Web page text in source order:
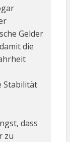
Gelder
die
Stabilität
dass
zu